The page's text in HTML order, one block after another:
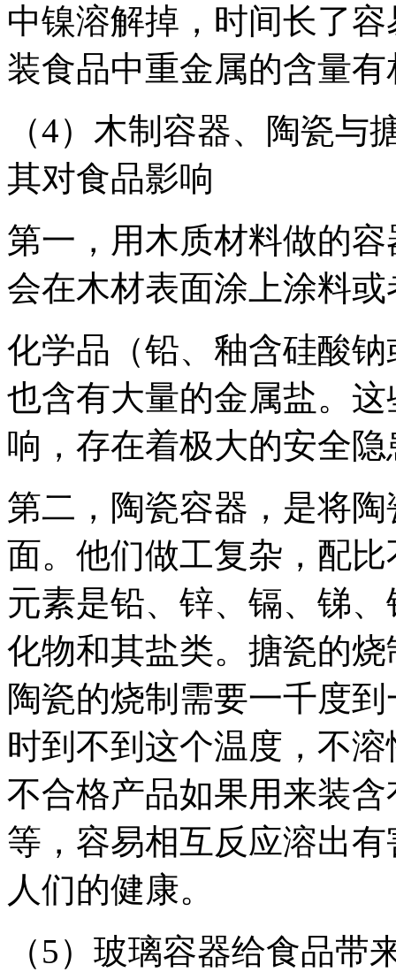
中镍溶解掉，时间长了
装食品中重金属的含量
（4）木制容器、陶瓷
其对食品影响
第一，用木质材料做的
会在木材表面涂上涂料或
化学品（铅、釉含硅酸
也含有大量的金属盐。
响，存在着极大的安全隐
第二，陶瓷容器，是将
面。他们做工复杂，配
元素是铅、锌、镉、锑
化物和其盐类。搪瓷的
陶瓷的烧制需要一千度
时到不到这个温度，不
不合格产品如果用来装
等，容易相互反应溶出
人们的健康。
（5）玻璃容器给食品带